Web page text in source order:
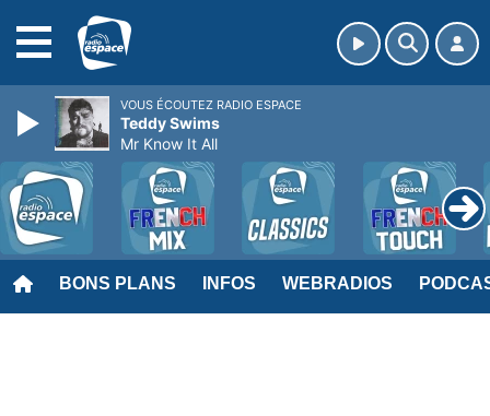
BONS PLANS INFOS WEBRADIOS
VOUS ÉCOUTEZ RADIO ESPACE
Teddy Swims
Mr Know It All